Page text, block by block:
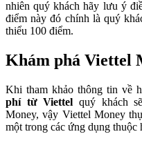
nhiên quý khách hãy lưu ý
điểm này đó chính là quý
thiểu 100 điểm.
Khám phá Viettel
Khi tham khảo thông tin về
phí từ Viettel quý khách
Money, vậy Viettel Money
một trong các ứng dụng thuộc